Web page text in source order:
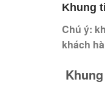
Khung
Chú ý:
khách